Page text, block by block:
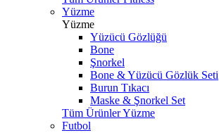
Yüzme
Yüzme
Yüzücü Gözlüğü
Bone
Şnorkel
Bone & Yüzücü Gözlük Seti
Burun Tıkacı
Maske & Şnorkel Set
Tüm Ürünler Yüzme
Futbol